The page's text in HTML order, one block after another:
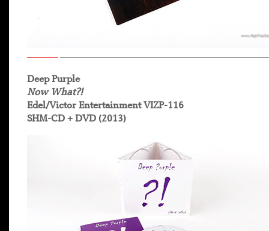
Deep Purple
Now What?!
Edel/Victor Entertainment VIZP-116
SHM-CD + DVD (2013)